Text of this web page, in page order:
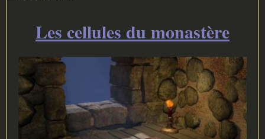
Les cellules du monastère